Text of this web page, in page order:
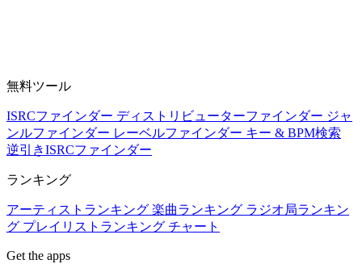
無料ツール
ISRCファインダー ディストリビューターファインダー ジャ
ンルファインダー レーベルファインダー キー & BPM検索
逆引きISRCファインダー
ランキング
アーティストランキング 楽曲ランキング ラジオ局ランキン
グ プレイリストランキング チャート
Get the apps